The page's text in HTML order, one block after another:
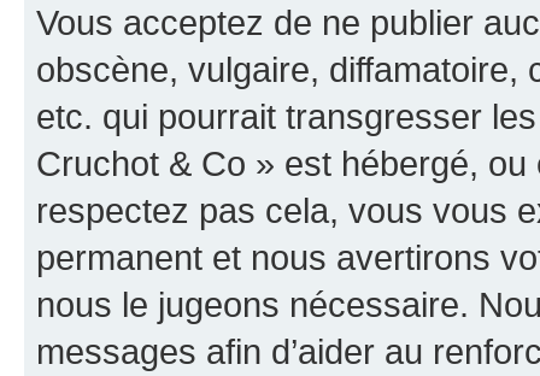
Vous acceptez de ne publier
obscène, vulgaire, diffamatoire,
etc. qui pourrait transgresser
Cruchot & Co » est hébergé,
respectez pas cela, vous vous
permanent et nous avertirons
nous le jugeons nécessaire.
messages afin d’aider au